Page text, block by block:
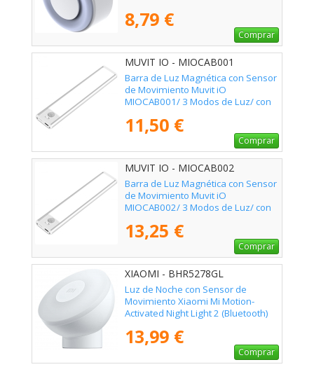
8,79 €
Comprar
MUVIT IO - MIOCAB001
Barra de Luz Magnética con Sensor
de Movimiento Muvit iO
MIOCAB001/ 3 Modos de Luz/ con
11,50 €
Comprar
MUVIT IO - MIOCAB002
Barra de Luz Magnética con Sensor
de Movimiento Muvit iO
MIOCAB002/ 3 Modos de Luz/ con
13,25 €
Comprar
XIAOMI - BHR5278GL
Luz de Noche con Sensor de
Movimiento Xiaomi Mi Motion-
Activated Night Light 2 (Bluetooth)
apertura 120º
13,99 €
Comprar